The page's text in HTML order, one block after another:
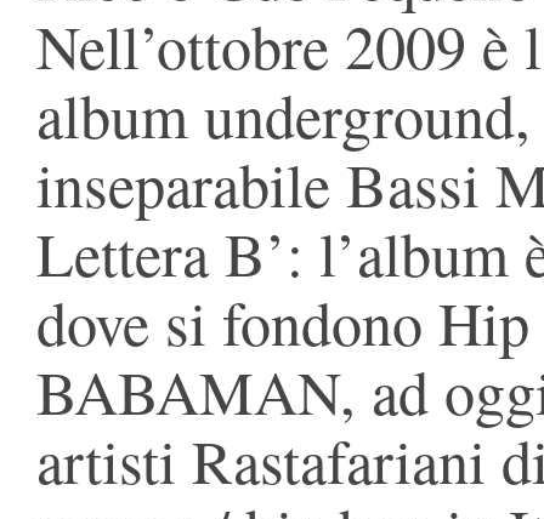
Nell’ottobre 2009 è
album
inseparabile Bassi
Lettera B’: l’album
dove si fondono
BABAMAN, ad
artisti Rastafariani